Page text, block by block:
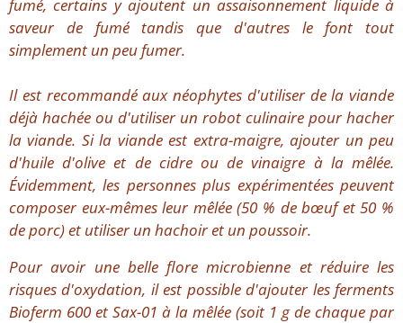
fumé, certains y ajoutent un assaisonnement liquide à
saveur de fumé tandis que d'autres le font tout
simplement un peu fumer.
Il est recommandé aux néophytes d'utiliser de la viande
déjà hachée ou d'utiliser un robot culinaire pour hacher
la viande. Si la viande est extra-maigre, ajouter un peu
d'huile d'olive et de cidre ou de vinaigre à la mêlée.
Évidemment, les personnes plus expérimentées peuvent
composer eux-mêmes leur mêlée (50 % de bœuf et 50 %
de porc) et utiliser un hachoir et un poussoir.
Pour avoir une belle flore microbienne et réduire les
risques d'oxydation, il est possible d'ajouter les ferments
Bioferm 600 et Sax-01 à la mêlée (soit 1 g de chaque par